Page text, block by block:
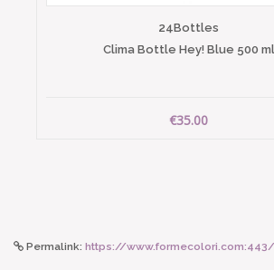
24Bottles
Clima Bottle Hey! Blue 500 ml
€35.00
Permalink: https://www.formecolori.com:443/it_it/shop/borse_e_zaini/borse/